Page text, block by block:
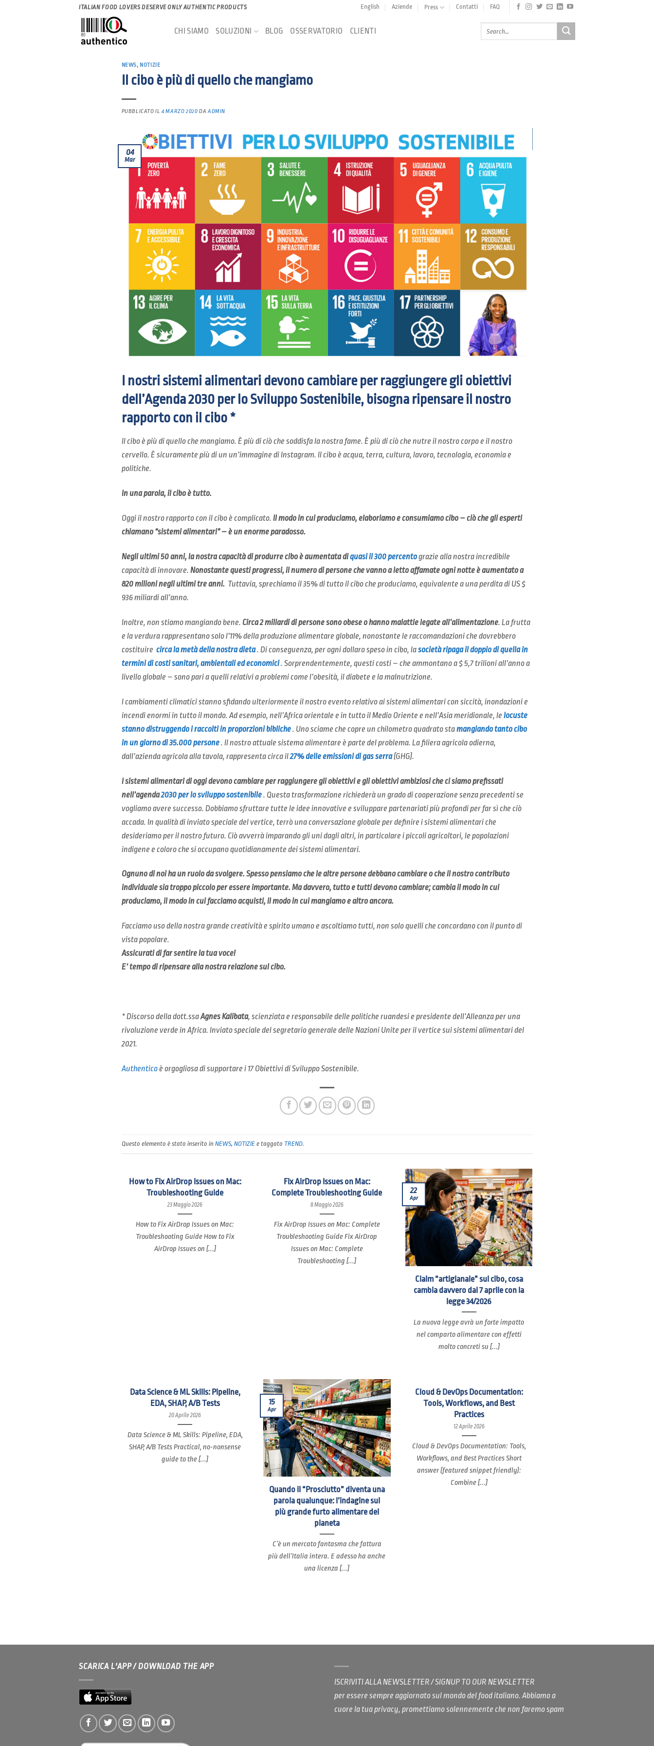
ITALIAN FOOD LOVERS DESERVE ONLY AUTHENTIC PRODUCTS English Aziende Press Contatti FAQ
CHI SIAMO SOLUZIONI BLOG OSSERVATORIO CLIENTI
NEWS, NOTIZIE
Il cibo è più di quello che mangiamo
PUBBLICATO IL4 MARZO 2020 DAADMIN
04
Mar
I nostri sistemi alimentari devono cambiare per raggiungere gli obiettivi
dell’Agenda 2030 per lo Sviluppo Sostenibile, bisogna ripensare il nostro
rapporto con il cibo *
Il cibo è più di quello che mangiamo. È più di ciò che soddisfa la nostra fame. È più di ciò che nutre il nostro corpo e il nostro
cervello. È sicuramente più di un un’immagine di Instagram. Il cibo è acqua, terra, cultura, lavoro, tecnologia, economia e
politiche.
In una parola, il cibo è tutto.
Oggi il nostro rapporto con il cibo è complicato. Il modo in cui produciamo, elaboriamo e consumiamo cibo – ciò che gli esperti
chiamano “sistemi alimentari” – è un enorme paradosso.
Negli ultimi 50 anni, la nostra capacità di produrre cibo è aumentata diquasi il 300 percentograzie alla nostra incredibile
capacità di innovare. Nonostante questi progressi, il numero di persone che vanno a letto affamate ogni notte è aumentato a
820 milioni negli ultimi tre anni. Tuttavia, sprechiamo il 35% di tutto il cibo che produciamo, equivalente a una perdita di US $
936 miliardi all’anno.
Inoltre, non stiamo mangiando bene. Circa 2 miliardi di persone sono obese o hanno malattie legate all’alimentazione. La frutta
e la verdura rappresentano solo l’11% della produzione alimentare globale, nonostante le raccomandazioni che dovrebbero
costituire circa la metà della nostra dieta. Di conseguenza, per ogni dollaro speso in cibo, lasocietà ripaga il doppio di quella in
termini di costi sanitari, ambientali ed economici. Sorprendentemente, questi costi – che ammontano a $ 5,7 trilioni all’anno a
livello globale – sono pari a quelli relativi a problemi come l’obesità, il diabete e la malnutrizione.
I cambiamenti climatici stanno sfidando ulteriormente il nostro evento relativo ai sistemi alimentari con siccità, inondazioni e
incendi enormi in tutto il mondo. Ad esempio, nell’Africa orientale e in tutto il Medio Oriente e nell’Asia meridionale, le locuste
stanno distruggendo i raccolti in proporzioni bibliche. Uno sciame che copre un chilometro quadrato stamangiando tanto cibo
in un giorno di 35.000 persone. Il nostro attuale sistema alimentare è parte del problema. La filiera agricola odierna,
dall’azienda agricola alla tavola, rappresenta circa il27% delle emissioni di gas serra(GHG).
I sistemi alimentari di oggi devono cambiare per raggiungere gli obiettivi e gli obiettivi ambiziosi che ci siamo prefissati
nell’agenda2030 per lo sviluppo sostenibile. Questa trasformazione richiederà un grado di cooperazione senza precedenti se
vogliamo avere successo. Dobbiamo sfruttare tutte le idee innovative e sviluppare partenariati più profondi per far sì che ciò
accada. In qualità di inviato speciale del vertice, terrò una conversazione globale per definire i sistemi alimentari che
desideriamo per il nostro futuro. Ciò avverrà imparando gli uni dagli altri, in particolare i piccoli agricoltori, le popolazioni
indigene e coloro che si occupano quotidianamente dei sistemi alimentari.
Ognuno di noi ha un ruolo da svolgere. Spesso pensiamo che le altre persone debbano cambiare o che il nostro contributo
individuale sia troppo piccolo per essere importante. Ma davvero, tutto e tutti devono cambiare; cambia il modo in cui
produciamo, il modo in cui facciamo acquisti, il modo in cui mangiamo e altro ancora.
Facciamo uso della nostra grande creatività e spirito umano e ascoltiamo tutti, non solo quelli che concordano con il punto di
vista popolare.
Assicurati di far sentire la tua voce!
E’ tempo di ripensare alla nostra relazione sul cibo.
* Discorso della dott.ssaAgnes Kalibata, scienziata e responsabile delle politiche ruandesi e presidente dell’Alleanza per una
rivoluzione verde in Africa. Inviato speciale del segretario generale delle Nazioni Unite per il vertice sui sistemi alimentari del
2021.
Authenticoè orgogliosa di supportare i 17 Obiettivi di Sviluppo Sostenibile.
Questo elemento è stato inserito in NEWS, NOTIZIEe taggato TREND.
How to Fix AirDrop Issues on Mac:
Troubleshooting Guide
23 Maggio 2026
How to Fix AirDrop Issues on Mac:
Troubleshooting Guide How to Fix
AirDrop Issues on [...]
Fix AirDrop Issues on Mac:
Complete Troubleshooting Guide
8 Maggio 2026
Fix AirDrop Issues on Mac: Complete
Troubleshooting Guide Fix AirDrop
Issues on Mac: Complete
Troubleshooting [...]
Claim “artigianale” sul cibo, cosa
cambia davvero dal 7 aprile con la
legge 34/2026
La nuova legge avrà un forte impatto
nel comparto alimentare con effetti
molto concreti su [...]
22
Apr
Data Science & ML Skills: Pipeline,
EDA, SHAP, A/B Tests
20 Aprile 2026
Data Science & ML Skills: Pipeline, EDA,
SHAP, A/B Tests Practical, no-nonsense
guide to the [...]
Quando il “Prosciutto” diventa una
parola qualunque: l’indagine sul
più grande furto alimentare del
pianeta
C’è un mercato fantasma che fattura
più dell’Italia intera. E adesso ha anche
una licenza [...]
15
Apr
Cloud & DevOps Documentation:
Tools, Workflows, and Best
Practices
12 Aprile 2026
Cloud & DevOps Documentation: Tools,
Workflows, and Best Practices Short
answer (featured snippet friendly):
Combine [...]
SCARICA L'APP / DOWNLOAD THE APP
ISCRIVITI ALLA NEWSLETTER / SIGNUP TO OUR NEWSLETTER
per essere sempre aggiornato sul mondo del food italiano. Abbiamo a
cuore la tua privacy, promettiamo solennemente che non faremo spam